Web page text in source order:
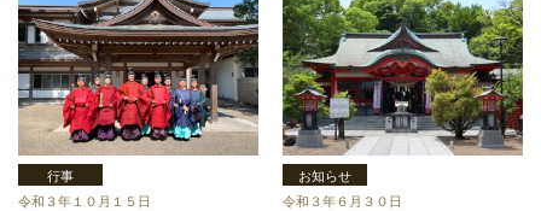
行事
令和３年１０月１５日
お知らせ
令和３年６月３０日